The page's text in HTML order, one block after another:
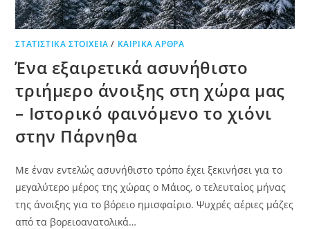
ΣΤΑΤΙΣΤΙΚΆ ΣΤΟΙΧΕΊΑ / ΚΑΙΡΙΚΆ ΆΡΘΡΑ
Ένα εξαιρετικά ασυνήθιστο
τριήμερο άνοιξης στη χώρα μας
– Ιστορικό φαινόμενο το χιόνι
στην Πάρνηθα
Με έναν εντελώς ασυνήθιστο τρόπο έχει ξεκινήσει για το
μεγαλύτερο μέρος της χώρας ο Μάιος, ο τελευταίος μήνας
της άνοιξης για το βόρειο ημισφαίριο. Ψυχρές αέριες μάζες
από τα βορειοανατολικά…